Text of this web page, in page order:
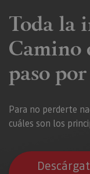
Toda la
Camino
paso
Para no perderte
cuáles son los